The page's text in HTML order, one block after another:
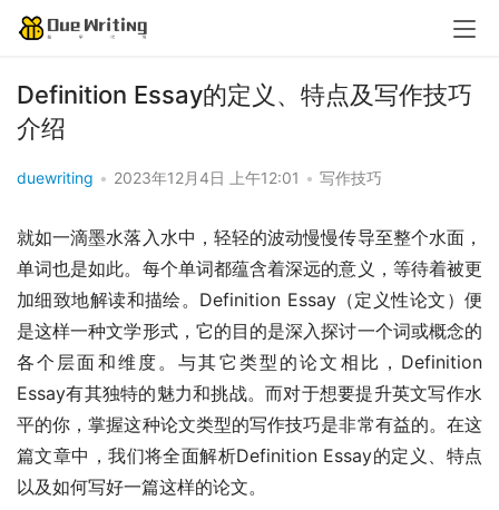
Definition Essay的定义、特点及写作技巧
介绍
duewriting • 2023年12月4日 上午12:01 • 写作技巧
就如一滴墨水落入水中，轻轻的波动慢慢传导至整个水面，
单词也是如此。每个单词都蕴含着深远的意义，等待着被更
加细致地解读和描绘。Definition Essay（定义性论文）便
是这样一种文学形式，它的目的是深入探讨一个词或概念的
各个层面和维度。与其它类型的论文相比，Definition
Essay有其独特的魅力和挑战。而对于想要提升英文写作水
平的你，掌握这种论文类型的写作技巧是非常有益的。在这
篇文章中，我们将全面解析Definition Essay的定义、特点
以及如何写好一篇这样的论文。